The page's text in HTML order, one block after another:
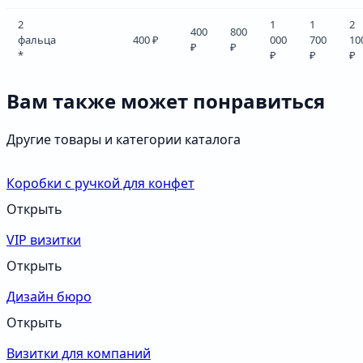
2
фальца
*
400 ₽
400
₽
800
₽
1
000
₽
1
700
₽
2
₽
Вам также может понравиться
Другие товары и категории каталога
Коробки с ручкой для конфет
Открыть
VIP визитки
Открыть
Дизайн бюро
Открыть
Визитки для компаний